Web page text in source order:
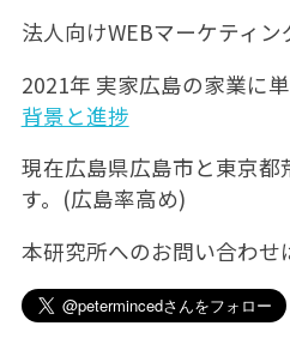
法人向けWEBマーケティ
2021年 実家広島の家業に
背景と進捗
現在広島県広島市と東京都
す。(広島率高め)
本研究所へのお問い合わせ